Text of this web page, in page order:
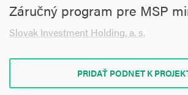
Záručný program pre MSP
Slovak Investment Holding, a. s.
PRIDAŤ PODNET K